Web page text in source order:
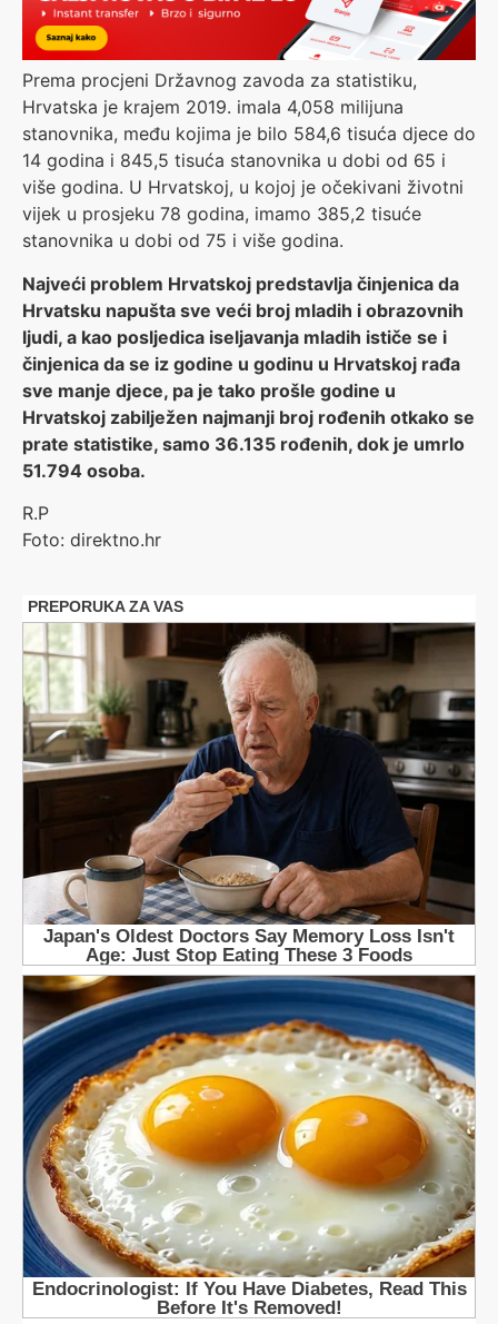
Prema procjeni Državnog zavoda za statistiku,
Hrvatska je krajem 2019. imala 4,058 milijuna
stanovnika, među kojima je bilo 584,6 tisuća djece do
14 godina i 845,5 tisuća stanovnika u dobi od 65 i
više godina. U Hrvatskoj, u kojoj je očekivani životni
vijek u prosjeku 78 godina, imamo 385,2 tisuće
stanovnika u dobi od 75 i više godina.
Najveći problem Hrvatskoj predstavlja činjenica da
Hrvatsku napušta sve veći broj mladih i obrazovnih
ljudi, a kao posljedica iseljavanja mladih ističe se i
činjenica da se iz godine u godinu u Hrvatskoj rađa
sve manje djece, pa je tako prošle godine u
Hrvatskoj zabilježen najmanji broj rođenih otkako se
prate statistike, samo 36.135 rođenih, dok je umrlo
51.794 osoba.
R.P
Foto: direktno.hr